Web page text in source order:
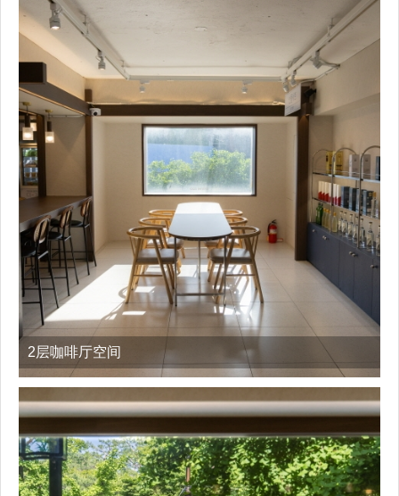
2层咖啡厅空间